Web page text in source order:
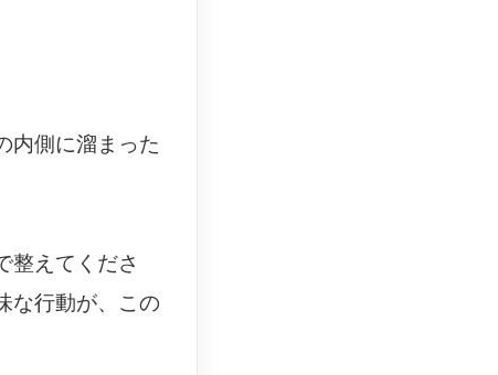
内側に溜まった
整えてくださ
な行動が、この